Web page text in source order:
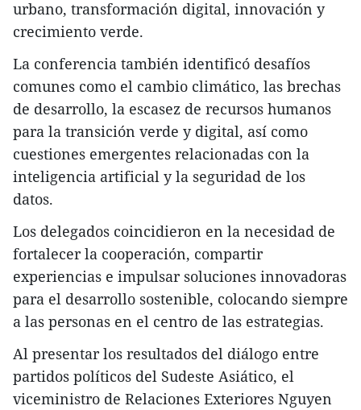
urbano, transformación digital, innovación y
crecimiento verde.
La conferencia también identificó desafíos
comunes como el cambio climático, las brechas
de desarrollo, la escasez de recursos humanos
para la transición verde y digital, así como
cuestiones emergentes relacionadas con la
inteligencia artificial y la seguridad de los
datos.
Los delegados coincidieron en la necesidad de
fortalecer la cooperación, compartir
experiencias e impulsar soluciones innovadoras
para el desarrollo sostenible, colocando siempre
a las personas en el centro de las estrategias.
Al presentar los resultados del diálogo entre
partidos políticos del Sudeste Asiático, el
viceministro de Relaciones Exteriores Nguyen